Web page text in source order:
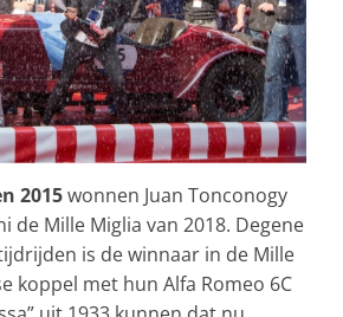
2015wonnen Juan Tonconogy
de Mille Miglia van 2018. Degene
is de winnaar in de Mille
koppel met hun Alfa Romeo 6C